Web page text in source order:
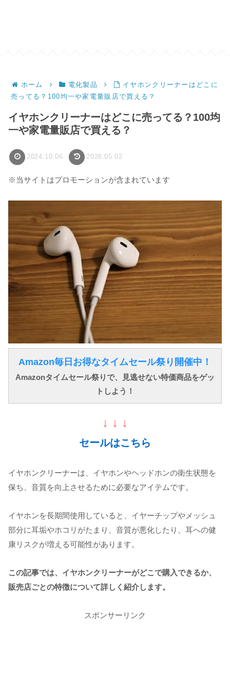
ホーム 電化製品
イヤホンクリーナーはどこに
売ってる？100均一や家電量販店で買える？
イヤホンクリーナーはどこに売ってる？100均
一や家電量販店で買える？
2024.10.06 2026.05.02
※当サイトはプロモーションが含まれています
Amazon毎日お得なタイムセール祭り開催中！
Amazonタイムセール祭りで、見逃せない特価商品をゲッ
トしよう！
↓ ↓ ↓
セールはこちら
イヤホンクリーナーは、イヤホンやヘッドホンの衛生状態を
保ち、音質を向上させるために必要なアイテムです。
イヤホンを長期間使用していると、イヤーチップやメッシュ
部分に耳垢やホコリがたまり、音質が悪化したり、耳への健
康リスクが増える可能性があります。
この記事では、イヤホンクリーナーがどこで購入できるか、
販売店ごとの特徴について詳しく紹介します。
スポンサーリンク